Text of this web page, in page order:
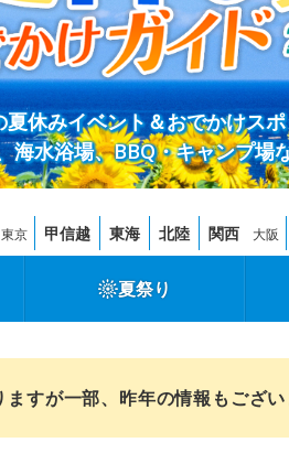
休みイベント＆おでかけス
海水浴場、BBQ・キャンプ場
東京 甲信越 東海 北陸 関西 大阪
夏祭り
すが一部、昨年の情報もござい